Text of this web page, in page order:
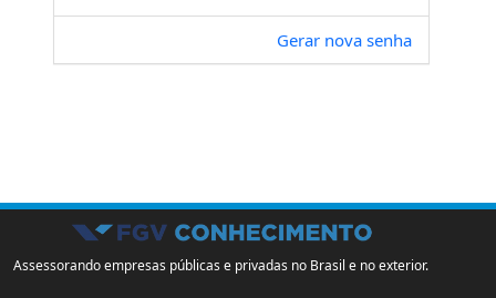
Gerar nova senha
Assessorando empresas públicas e privadas no Brasil e no exterior.